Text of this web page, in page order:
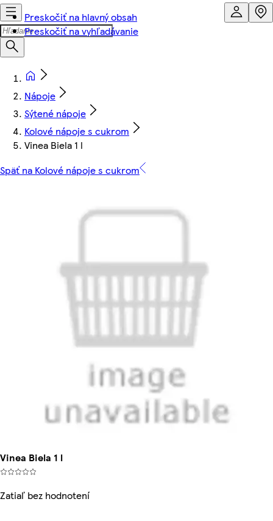
Preskočiť na hlavný obsah
Preskočiť na vyhľadávanie
Nápoje
Sýtené nápoje
Kolové nápoje s cukrom
Vinea Biela 1 l
Späť na Kolové nápoje s cukrom
Vinea Biela 1 l
Zatiaľ bez hodnotení